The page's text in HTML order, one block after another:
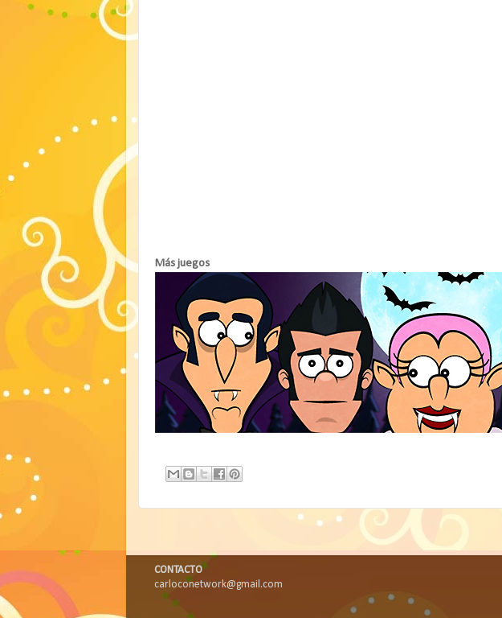
Más juegos
CONTACTO
carloconetwork@gmail.com